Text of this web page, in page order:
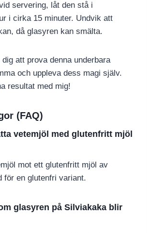
servering, låt den stå i
i cirka 15 minuter. Undvik att
då glasyren kan smälta.
att prova denna underbara
och uppleva dess magi själv.
resultat med mig!
(FAQ)
vetemjöl med glutenfritt mjöl
mot ett glutenfritt mjöl av
för en glutenfri variant.
glasyren på Silviakaka blir